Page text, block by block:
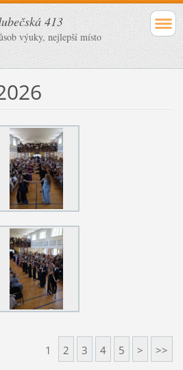
413
výuky, nejlepší místo
1 2 3 4 5 > >>